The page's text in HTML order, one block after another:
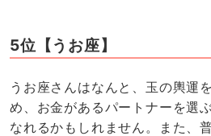
5位【うお座】
うお座さんはなんと、玉の輿運
め、お金があるパートナーを選
なれるかもしれません。また、